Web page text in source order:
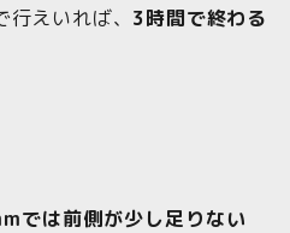
えいれば、 3時間で終わる
では前側が少し足りない